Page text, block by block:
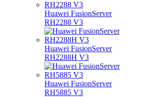
Huawei FusionServer
RH2288 V3
Huawei FusionServer
RH2288H V3
Huawei FusionServer
RH5885 V3